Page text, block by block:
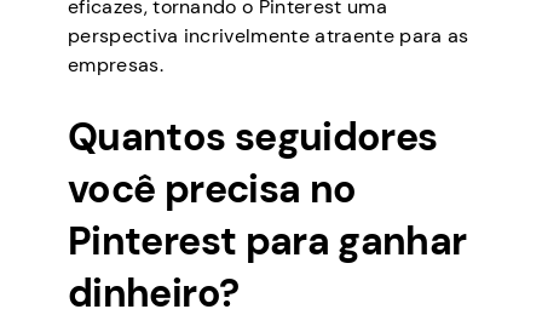
eficazes, tornando o Pinterest uma
perspectiva incrivelmente atraente para as
empresas.
Quantos seguidores
você precisa no
Pinterest para ganhar
dinheiro?